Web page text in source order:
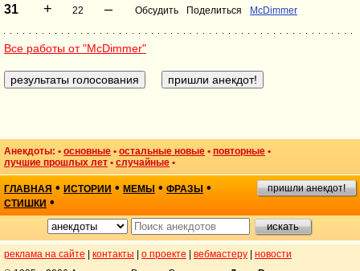
31 + 22 – Обсудить Поделиться McDimmer
Все работы от "McDimmer"
Анекдоты: • основные • остальные новые • повторные •
лучшие прошлых лет • случайные •
ГЛАВНАЯ • ИСТОРИИ • МЕМЫ • ФРАЗЫ •
СТИШКИ •
пришли анекдот!
реклама на сайте контакты о проекте вебмастеру
новости